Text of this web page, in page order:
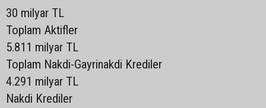
30 milyar TL
Toplam Aktifler
5.811 milyar TL
Toplam Nakdi-Gayrinakdi Krediler
4.291 milyar TL
Nakdi Krediler